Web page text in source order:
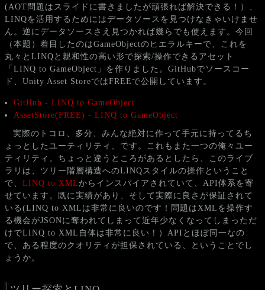
(AOT問題はスライドに書きましたが頑張れば解決できる！）、
LINQを活用するためにはデータソースを見つけなきゃいけませ
ん。逆にデータソースさえ見つかれば幾らでも使えます。今回
（本題）着目したのはGameObjectのヒエラルキーで、これを
丸々とLINQと親和性の高い形で探索/操作できるアセット
「LINQ to GameObject」を作りました。GitHubでソースコー
ド、Unity Asset StoreではFREEで公開しています。
GitHub - LINQ to GameObject
AssetStore(FREE) - LINQ to GameObject
実際のトコロ、多分、みんな絶対に作って手元に持ってるち
ょっとしたユーティリティ、です。これもまた一つの俺々ユー
ティリティ。ちょっと違うところがあるとしたら、このライブ
ラリは、ツリー階層構造へのLINQスタイルの操作ということ
で、 LINQ to XMLからインスパイアされていて、API体系を寄
せています。既に実績があり、そして実際に良さが保証されて
いる(LINQ to XMLは非常に良いのです！問題はXMLを操作す
る機会がJSONに奪われてしまって近年少なくなってしまっただ
けでLINQ to XML自体は非常に良い！）APIとほぼ同一なの
で、ある程度のクオリティが担保されている、ということでし
ょうか。